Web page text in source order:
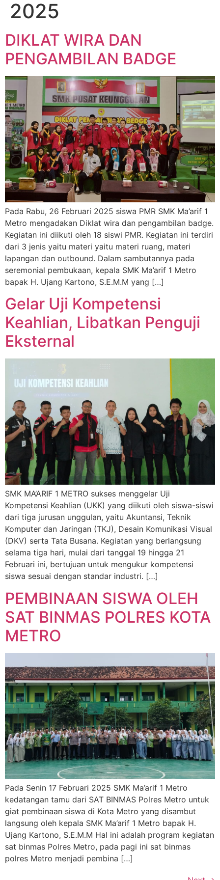
2025
DIKLAT WIRA DAN
PENGAMBILAN BADGE
Pada Rabu, 26 Februari 2025 siswa PMR SMK Ma’arif 1
Metro mengadakan Diklat wira dan pengambilan badge.
Kegiatan ini diikuti oleh 18 siswi PMR. Kegiatan ini terdiri
dari 3 jenis yaitu materi yaitu materi ruang, materi
lapangan dan outbound. Dalam sambutannya pada
seremonial pembukaan, kepala SMK Ma’arif 1 Metro
bapak H. Ujang Kartono, S.E.M.M yang […]
Gelar Uji Kompetensi
Keahlian, Libatkan Penguji
Eksternal
SMK MA’ARIF 1 METRO sukses menggelar Uji
Kompetensi Keahlian (UKK) yang diikuti oleh siswa-siswi
dari tiga jurusan unggulan, yaitu Akuntansi, Teknik
Komputer dan Jaringan (TKJ), Desain Komunikasi Visual
(DKV) serta Tata Busana. Kegiatan yang berlangsung
selama tiga hari, mulai dari tanggal 19 hingga 21
Februari ini, bertujuan untuk mengukur kompetensi
siswa sesuai dengan standar industri. […]
PEMBINAAN SISWA OLEH
SAT BINMAS POLRES KOTA
METRO
Pada Senin 17 Februari 2025 SMK Ma’arif 1 Metro
kedatangan tamu dari SAT BINMAS Polres Metro untuk
giat pembinaan siswa di Kota Metro yang disambut
langsung oleh kepala SMK Ma’arif 1 Metro bapak H.
Ujang Kartono, S.E.M.M Hal ini adalah program kegiatan
sat binmas Polres Metro, pada pagi ini sat binmas
polres Metro menjadi pembina […]